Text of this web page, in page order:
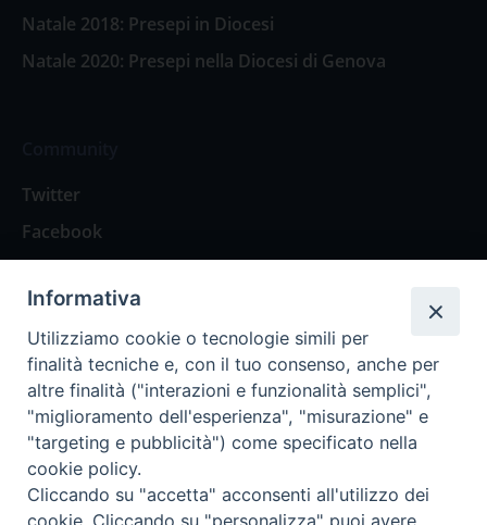
Natale 2018: Presepi in Diocesi
Natale 2020: Presepi nella Diocesi di Genova
Twitter
Facebook
Spazio Lettori
Eventi
Eventi diocesani
Informativa
Utilizziamo cookie o tecnologie simili per
finalità tecniche e, con il tuo consenso, anche per
altre finalità ("interazioni e funzionalità semplici",
"miglioramento dell'esperienza", "misurazione" e
"targeting e pubblicità") come specificato nella
cookie policy.
Cliccando su "accetta" acconsenti all'utilizzo dei